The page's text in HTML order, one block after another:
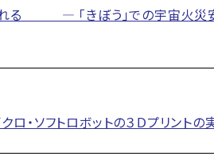
る ― 「きぼう」での宇宙火災
ソフトロボットの３Ｄプリント